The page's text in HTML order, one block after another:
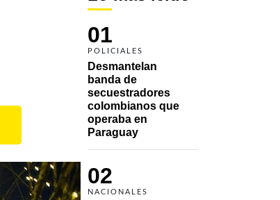
01
POLICIALES
Desmantelan
banda de
secuestradores
colombianos que
operaba en
Paraguay
02
NACIONALES